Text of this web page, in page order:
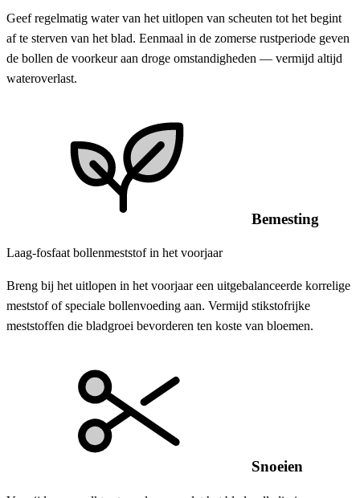
Geef regelmatig water van het uitlopen van scheuten tot het begint
af te sterven van het blad. Eenmaal in de zomerse rustperiode geven
de bollen de voorkeur aan droge omstandigheden — vermijd altijd
wateroverlast.
Bemesting
Laag-fosfaat bollenmeststof in het voorjaar
Breng bij het uitlopen in het voorjaar een uitgebalanceerde korrelige
meststof of speciale bollenvoeding aan. Vermijd stikstofrijke
meststoffen die bladgroei bevorderen ten koste van bloemen.
Snoeien